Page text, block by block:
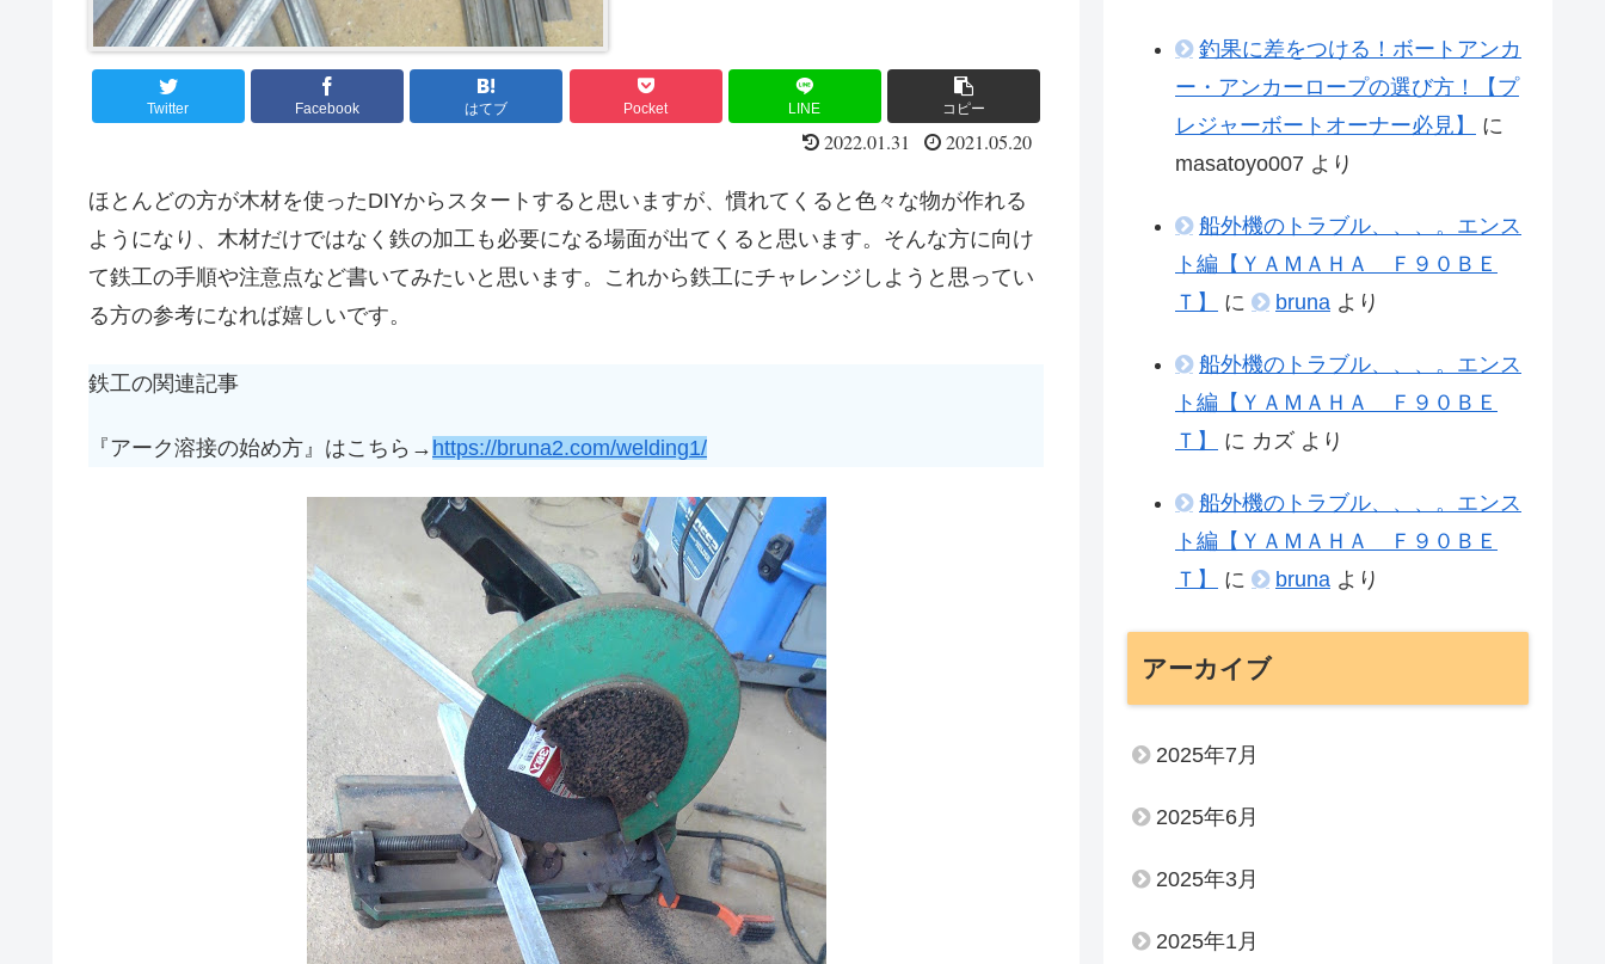
Twitter Facebook はてブ Pocket LINE コピー
2022.01.31 2021.05.20
ほとんどの方が木材を使ったDIYからスタートすると思いますが、慣れてくると色々な物が作れる
ようになり、木材だけではなく鉄の加工も必要になる場面が出てくると思います。そんな方に向け
て鉄工の手順や注意点など書いてみたいと思います。これから鉄工にチャレンジしようと思ってい
る方の参考になれば嬉しいです。
鉄工の関連記事
『アーク溶接の始め方』はこちら→ https://bruna2.com/welding1/
釣果に差をつける！ボートアンカ
ー・アンカーロープの選び方！【プ
レジャーボートオーナー必見】
に
masatoyo007 より
船外機のトラブル、、、。エンス
ト編【ＹＡＭＡＨＡ Ｆ９０ＢＥ
Ｔ】
に bruna より
船外機のトラブル、、、。エンス
ト編【ＹＡＭＡＨＡ Ｆ９０ＢＥ
Ｔ】
に カズ より
船外機のトラブル、、、。エンス
ト編【ＹＡＭＡＨＡ Ｆ９０ＢＥ
Ｔ】
に bruna より
アーカイブ
2025年7月
2025年6月
2025年3月
2025年1月